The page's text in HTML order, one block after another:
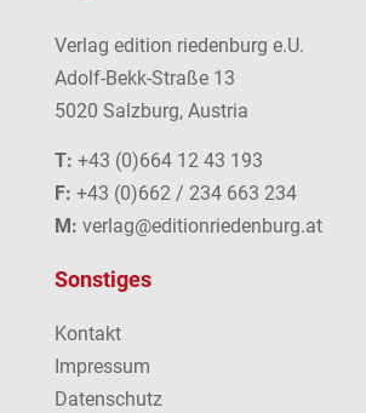
Verlag edition riedenburg e.U.
Adolf-Bekk-Straße 13
5020 Salzburg, Austria
T: +43 (0)664 12 43 193
F: +43 (0)662 / 234 663 234
M: verlag@editionriedenburg.at
Sonstiges
Kontakt
Impressum
Datenschutz